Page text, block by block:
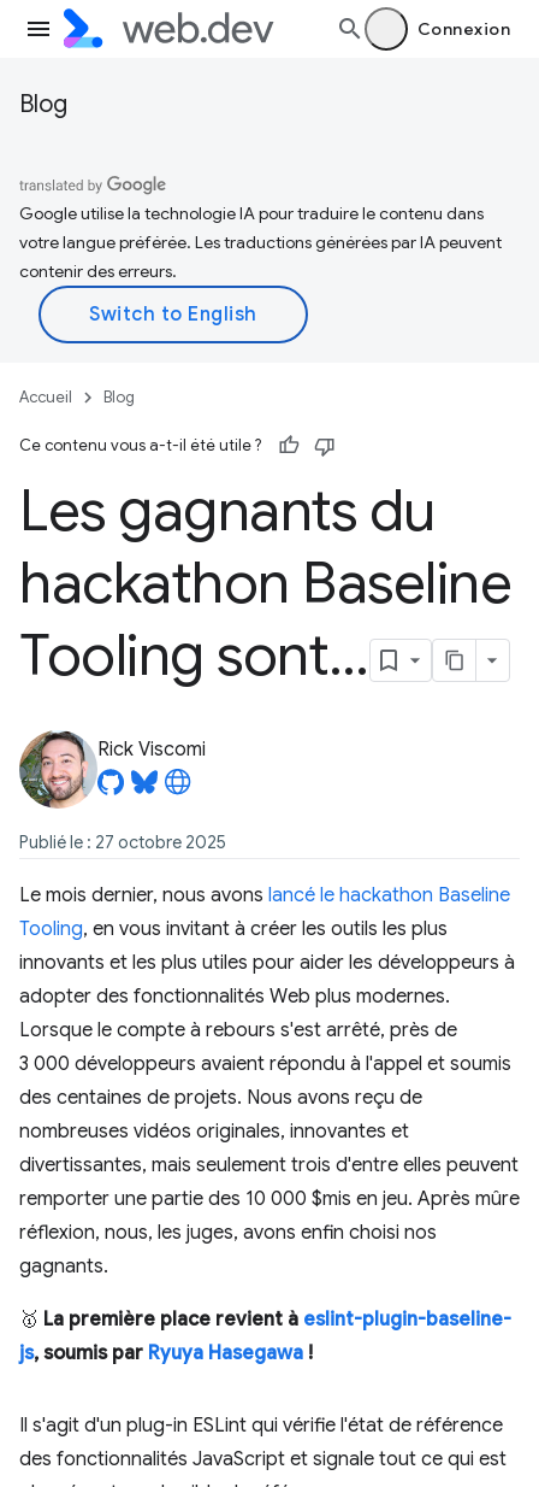
Connexion
Blog
Google utilise la technologie IA pour traduire le contenu dans
votre langue préférée. Les traductions générées par IA peuvent
contenir des erreurs.
Accueil Blog
Ce contenu vous a-t-il été utile ?
Les gagnants du
hackathon Baseline
Tooling sont…
Rick Viscomi
Publié le : 27 octobre 2025
Le mois dernier, nous avons lancé le hackathon Baseline
Tooling, en vous invitant à créer les outils les plus
innovants et les plus utiles pour aider les développeurs à
adopter des fonctionnalités Web plus modernes.
Lorsque le compte à rebours s'est arrêté, près de
3 000 développeurs avaient répondu à l'appel et soumis
des centaines de projets. Nous avons reçu de
nombreuses vidéos originales, innovantes et
divertissantes, mais seulement trois d'entre elles peuvent
remporter une partie des 10 000 $mis en jeu. Après mûre
réflexion, nous, les juges, avons enfin choisi nos
gagnants.
🥇 La première place revient à eslint-plugin-baseline-
js, soumis par Ryuya Hasegawa !
Il s'agit d'un plug-in ESLint qui vérifie l'état de référence
des fonctionnalités JavaScript et signale tout ce qui est